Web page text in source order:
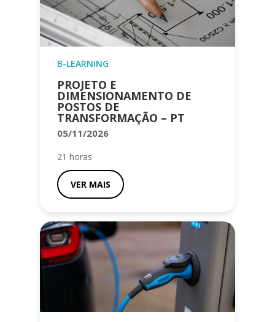
B-LEARNING
PROJETO E
DIMENSIONAMENTO DE
POSTOS DE
TRANSFORMAÇÃO – PT
05/11/2026
21 horas
VER MAIS